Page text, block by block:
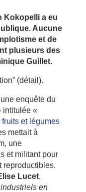
Kokopelli a eu
Aucune
et de
plusieurs des
Guillet.
(détail).
enquête du
intitulée «
et légumes
mettait à
une
et militant pour
reproductibles.
Lucet,
en